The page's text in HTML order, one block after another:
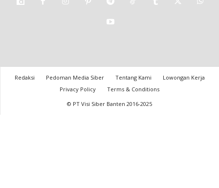
Redaksi Pedoman Media Siber Tentang Kami
Lowongan Kerja
Privacy Policy
Terms & Conditions
© PT Visi Siber Banten 2016-2025